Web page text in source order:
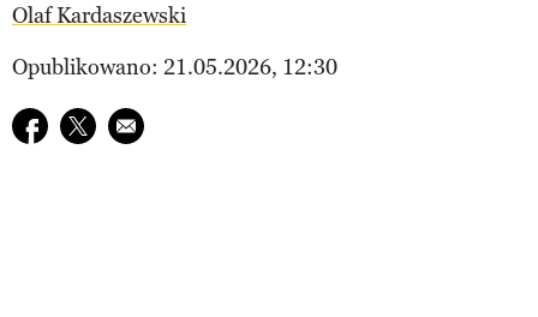
Olaf Kardaszewski
Opublikowano: 21.05.2026, 12:30
Udostępnij na facebook
Udostępnij na twitter
E-mail do przyjaciela